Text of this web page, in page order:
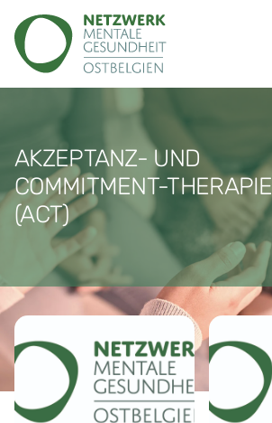
AKZEPTANZ- UND
COMMITMENT-THERAPIE
(ACT)